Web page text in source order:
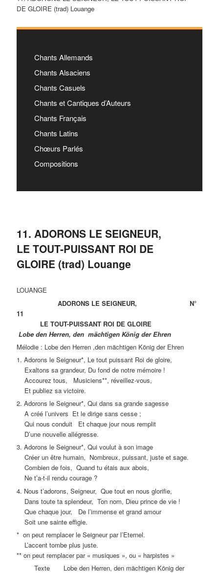
11. ADORONS LE SEIGNEUR,
LE TOUT-PUISSANT ROI DE
GLOIRE (trad) Louange
LOUANGE
ADORONS LE SEIGNEUR, N°
11
LE TOUT-PUISSANT ROI DE GLOIRE
Lobe den Herren, den mächtigen König der Ehren
Mélodie : Lobe den Herren ,den mächtigen König der Ehren
1. Adorons le Seigneur*, Le tout puissant Roi de gloire,
Exaltons sa grandeur, Du fond de notre mémoire !
Accourez tous, Musiciens**, réveillez-vous,
Et publiez sa victoire.
2. Adorons le Seigneur*, Qui dans sa grande sagesse
A créé l’univers Et le dirige sans cesse ;
Qui nous conduit Et chaque jour nous remplit
D’une nouvelle allégresse.
3. Adorons le Seigneur*, Qui voulut à son image
Créer un être humain, Nombreux, puissant, juste et sage.
Combien de fois, Quand tu étais aux abois,
Ne t’a-t-il rendu courage ?
4. Nous t’adorons, Seigneur, Que tout en nous glorifie,
Dans toute ta splendeur, Ton nom, Dieu prince de vie !
Que chaque jour, De l’immense et grand amour
Soit une sainte effigie.
* on peut remplacer le Seigneur par l’Eternel.
L’accent tombe plus juste.
** on peut remplacer par « musiques », ou « harpistes »
Texte Lobe den Herren, den mächtigen König der
DE GLOIRE (trad) Louange
Chants Allemands
Chants Alsaciens
Chants Casuels
Chants et Cantiques d’Auteurs
Chants Français
Chants Latins
Chœurs Parlés
Compositions